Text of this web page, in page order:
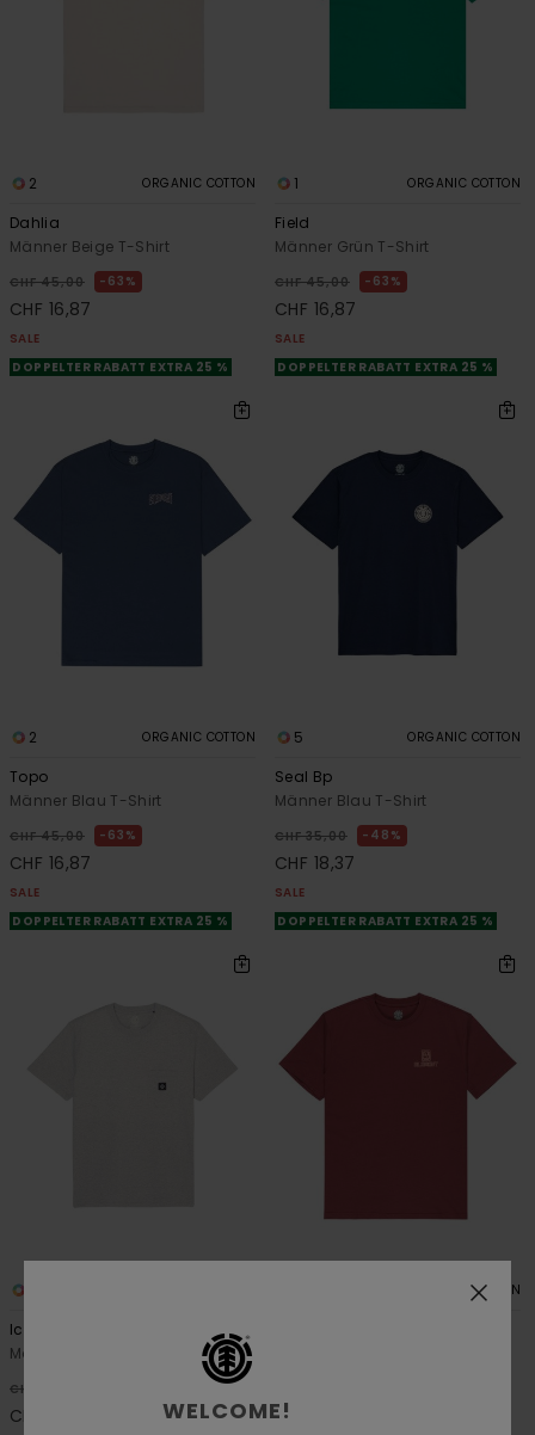
2 ORGANIC COTTON
Dahlia
Männer Beige T-Shirt
CHF 45,00 63%
CHF 16,87
SALE
DOPPELTER RABATT EXTRA 25 %
1 ORGANIC COTTON
Field
Männer Grün T-Shirt
CHF 45,00 63%
CHF 16,87
SALE
DOPPELTER RABATT EXTRA 25 %
2 ORGANIC COTTON
Topo
Männer Blau T-Shirt
CHF 45,00 63%
CHF 16,87
SALE
DOPPELTER RABATT EXTRA 25 %
5 ORGANIC COTTON
Seal Bp
Männer Blau T-Shirt
CHF 35,00 48%
CHF 18,37
SALE
DOPPELTER RABATT EXTRA 25 %
Icon Label Pocket
Männer Grau T-Shirt
CHF 35,00
CHF 18,37
ORGANIC COTTON
CHF 14,62
WELCOME!